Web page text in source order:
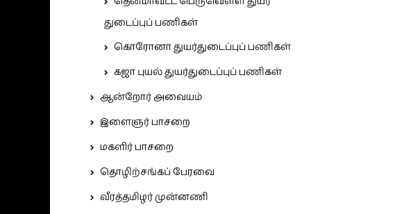
துடைப்புப் பணிகள்
கொரோனா துயர்துடைப்புப் பணிகள்
கஜா புயல் துயர்துடைப்புப் பணிகள்
ஆன்றோர் அவையம்
இளைஞர் பாசறை
மகளிர் பாசறை
தொழிற்சங்கப் பேரவை
வீரத்தமிழர் முன்னணி